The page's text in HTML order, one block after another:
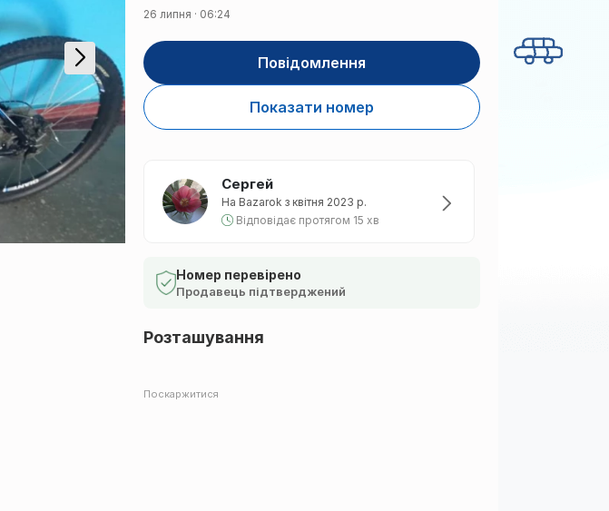
26 липня · 06:24
Повідомлення
Показати номер
Сергей
На Bazarok з квітня 2023 р.
Відповідає протягом 15 хв
Номер перевірено
Продавець підтверджений
Розташування
Поскаржитися